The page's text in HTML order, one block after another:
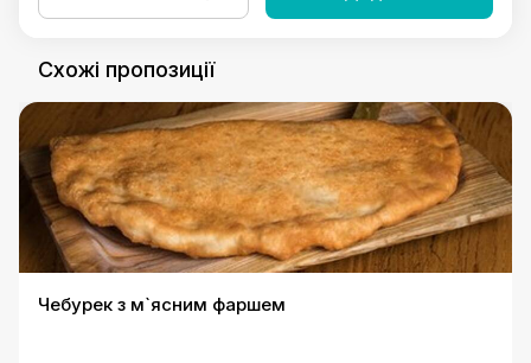
Схожі пропозиції
Чебурек з м`ясним фаршем